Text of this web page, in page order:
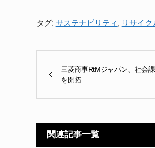
タグ: サステナビリティ , リサイク
三菱商事RtMジャパン、社会
を開拓
関連記事一覧